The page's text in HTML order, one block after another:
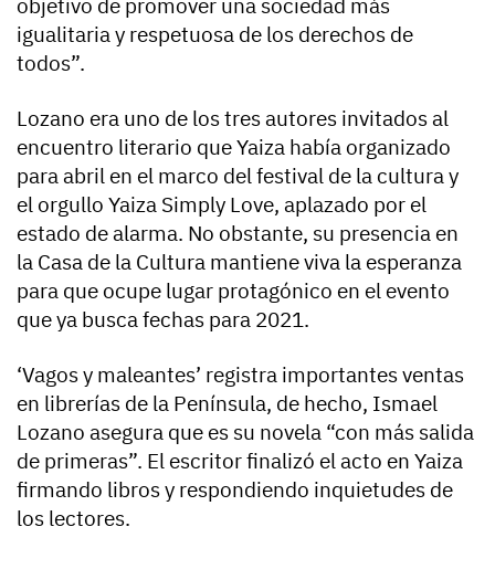
igualitaria y respetuosa de los derechos de
todos”.
Lozano era uno de los tres autores invitados al
encuentro literario que Yaiza había organizado
para abril en el marco del festival de la cultura y
el orgullo Yaiza Simply Love, aplazado por el
estado de alarma. No obstante, su presencia en
la Casa de la Cultura mantiene viva la esperanza
para que ocupe lugar protagónico en el evento
que ya busca fechas para 2021.
‘Vagos y maleantes’ registra importantes ventas
en librerías de la Península, de hecho, Ismael
Lozano asegura que es su novela “con más salida
de primeras”. El escritor finalizó el acto en Yaiza
firmando libros y respondiendo inquietudes de
los lectores.